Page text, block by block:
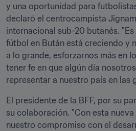
y una oportunidad para
declaró el centrocampista
internacional sub-20 butanés.
fútbol en Bután está creciendo y
a lo grande, esforzarnos más en
tener fe en que algún día
representar a nuestro país en las
El presidente de la BFF, por su
su colaboración. "Con esta
nuestro compromiso con el